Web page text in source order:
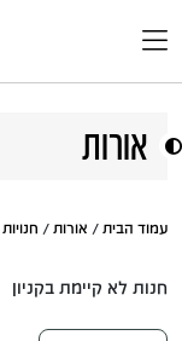
אורות
עמוד הבית / אורות / חנויות
חנות לא קיימת בקניון